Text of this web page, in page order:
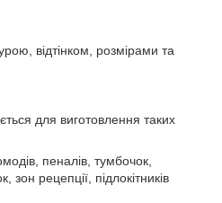
відтінком, розмірами та
для виготовлення таких
пеналів, тумбочок,
рецепції, підлокітників